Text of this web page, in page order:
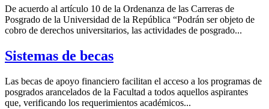
De acuerdo al artículo 10 de la Ordenanza de las Carreras de
Posgrado de la Universidad de la República “Podrán ser objeto de
cobro de derechos universitarios, las actividades de posgrado...
Sistemas de becas
Las becas de apoyo financiero facilitan el acceso a los programas de
posgrados arancelados de la Facultad a todos aquellos aspirantes
que, verificando los requerimientos académicos...